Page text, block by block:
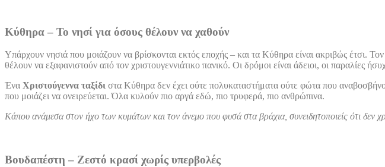
Κύθηρα – Το νησί για όσους θέλουν να χαθούν
Υπάρχουν νησιά που μοιάζουν να βρίσκονται εκτός εποχής – και τα Κύθηρα είναι ακριβώς έτσι.
θέλουν να εξαφανιστούν από τον χριστουγεννιάτικο πανικό. Οι δρόμοι είναι άδειοι, οι παραλίες
Ένα Χριστούγεννα ταξίδι στα Κύθηρα δεν έχει ούτε πολυκαταστήματα ούτε φώτα που
που μοιάζει να ονειρεύεται. Όλα κυλούν πιο αργά εδώ, πιο τρυφερά, πιο ανθρώπινα.
Κάπου ανάμεσα στον ήχο των κυμάτων και τον άνεμο που φυσά στα βράχια, συνειδητοποιείς ότι δεν
Βουδαπέστη – Ζεστό κρασί χωρίς υπερβολές